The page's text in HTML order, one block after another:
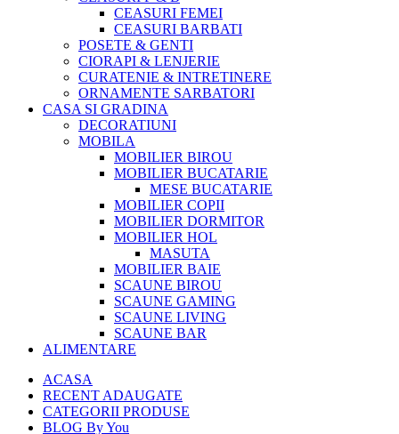
CEASURI FEMEI
CEASURI BARBATI
POSETE & GENTI
CIORAPI & LENJERIE
CURATENIE & INTRETINERE
ORNAMENTE SARBATORI
CASA SI GRADINA
DECORATIUNI
MOBILA
MOBILIER BIROU
MOBILIER BUCATARIE
MESE BUCATARIE
MOBILIER COPII
MOBILIER DORMITOR
MOBILIER HOL
MASUTA
MOBILIER BAIE
SCAUNE BIROU
SCAUNE GAMING
SCAUNE LIVING
SCAUNE BAR
ALIMENTARE
ACASA
RECENT ADAUGATE
CATEGORII PRODUSE
BLOG By You